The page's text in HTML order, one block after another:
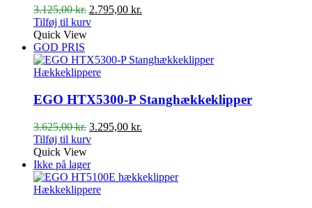
3.125,00kr. Den
oprindelige
3.125,00 kr..
2.795,00 kr.
2.795,00 kr..
Tilføj til kurv
Quick View
GOD PRIS
Hækkeklippere
EGO HTX5300-P Stanghækkeklipper
3.625,00kr. Den
oprindelige
var:
3.625,00 kr..
3.295,00 kr.
3.295,00 kr..
Tilføj til kurv
Quick View
Ikke på lager
Hækkeklippere